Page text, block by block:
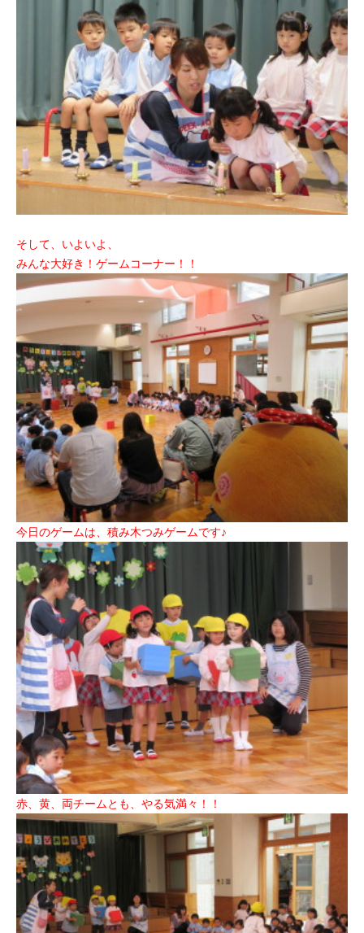
そして、いよいよ、
みんな大好き！ゲームコーナー！！
今日のゲームは、積み木つみゲームです♪
赤、黄、両チームとも、やる気満々！！